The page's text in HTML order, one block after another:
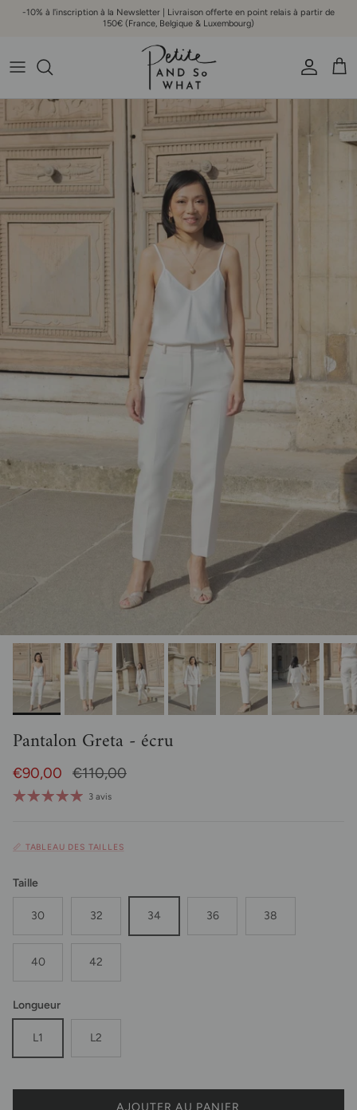
Aller au contenu
-10% à l'inscription à la Newsletter | Livraison offerte en point relais à partir de
150€ (France, Belgique & Luxembourg)
Compte
Passer aux informations produits
Pantalon Greta - écru
Prix soldé
€90,00 Prix habituel
€110,00
3 avis
📏 TABLEAU DES TAILLES
Taille
30 32 34 36 38
40 42
Longueur
L1 L2